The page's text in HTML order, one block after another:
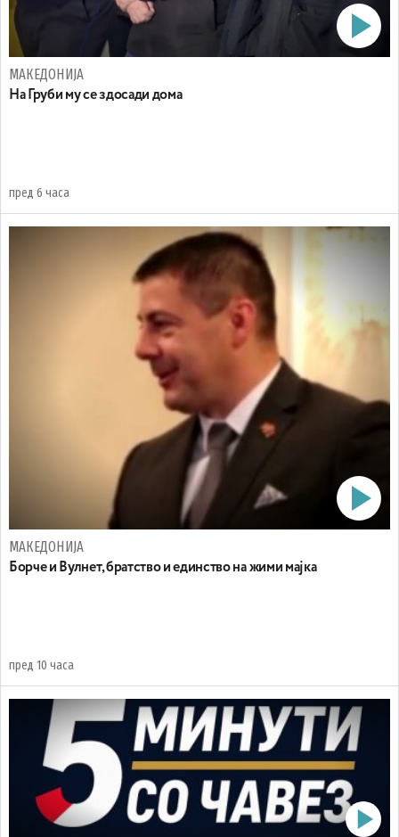
МАКЕДОНИЈА
На Груби му се здосади дома
пред 6 часа
МАКЕДОНИЈА
Борче и Вулнет, братство и единство на жими мајка
пред 10 часа